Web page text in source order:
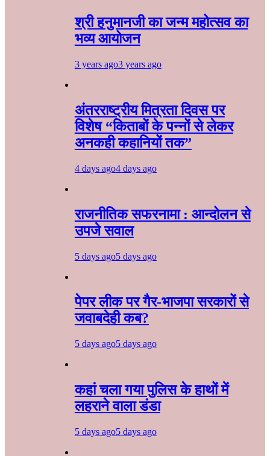
श्री हनुमानजी का जन्म महोत्सव का
भव्य आयोजन
3 years ago3 years ago
अंतरराष्ट्रीय मित्रता दिवस पर
विशेष “किताबों के पन्नों से लेकर
अनकही कहानियों तक”
4 days ago4 days ago
राजनीतिक सफरनामा : आन्दोलन से
उपजे सवाल
5 days ago5 days ago
पेपर लीक पर गैर-भाजपा सरकारों से
जवाबदेही कब?
5 days ago5 days ago
कहां चला गया पुलिस के हाथों में
लहराने वाला डंडा
5 days ago5 days ago